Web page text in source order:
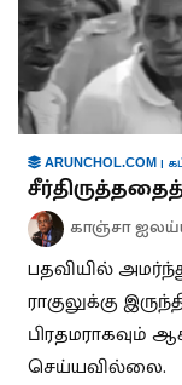
ARUNCHOL.COM |
காஞ்சா
பதவியில்
ராகுலுக்கு
பிரதமராகவும்
செய்யவில்லை.